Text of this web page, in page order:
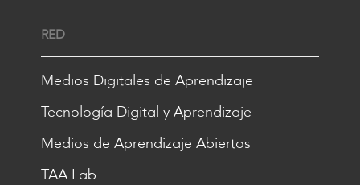
RED
Medios Digitales de Aprendizaje
Tecnología Digital y Aprendizaje
Medios de Aprendizaje Abiertos
TAA Lab